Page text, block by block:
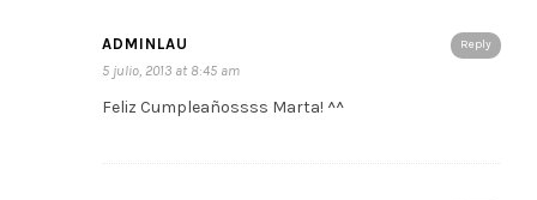
Reply
ADMINLAU
5 julio, 2013 at 8:45 am
Feliz Cumpleañossss Marta! ^^